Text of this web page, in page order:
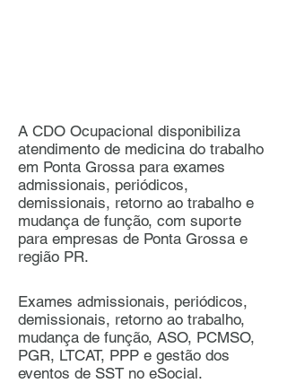
A CDO Ocupacional disponibiliza
atendimento de medicina do trabalho
em Ponta Grossa para exames
admissionais, periódicos,
demissionais, retorno ao trabalho e
mudança de função, com suporte
para empresas de Ponta Grossa e
região PR.
Exames admissionais, periódicos,
demissionais, retorno ao trabalho,
mudança de função, ASO, PCMSO,
PGR, LTCAT, PPP e gestão dos
eventos de SST no eSocial.